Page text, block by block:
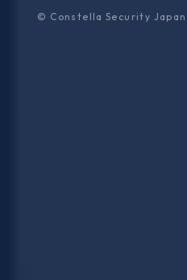
© Constella Security Japan